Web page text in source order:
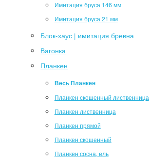
Имитация бруса 146 мм
Имитация бруса 21 мм
Блок-хаус | имитация бревна
Вагонка
Планкен
Весь Планкен
Планкен скошенный лиственница
Планкен лиственница
Планкен прямой
Планкен скошенный
Планкен сосна, ель